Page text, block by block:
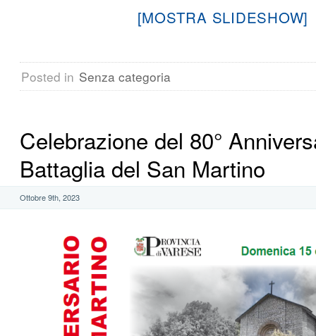
[MOSTRA SLIDESHOW]
Posted in Senza categoria
Celebrazione del 80°
Battaglia del San Martino
Ottobre 9th, 2023